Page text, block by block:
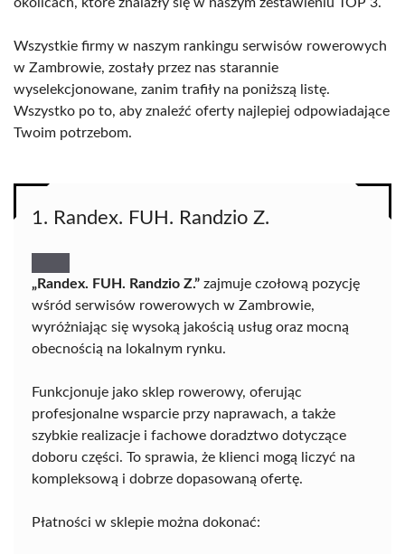
Wszystkie firmy w naszym rankingu serwisów rowerowych
w Zambrowie, zostały przez nas starannie
wyselekcjonowane, zanim trafiły na poniższą listę.
Wszystko po to, aby znaleźć oferty najlepiej odpowiadające
Twoim potrzebom.
1. Randex. FUH. Randzio Z.
„Randex. FUH. Randzio Z.” zajmuje czołową pozycję
wśród serwisów rowerowych w Zambrowie,
wyróżniając się wysoką jakością usług oraz mocną
obecnością na lokalnym rynku.
Funkcjonuje jako sklep rowerowy, oferując
profesjonalne wsparcie przy naprawach, a także
szybkie realizacje i fachowe doradztwo dotyczące
doboru części. To sprawia, że klienci mogą liczyć na
kompleksową i dobrze dopasowaną ofertę.
Płatności w sklepie można dokonać: